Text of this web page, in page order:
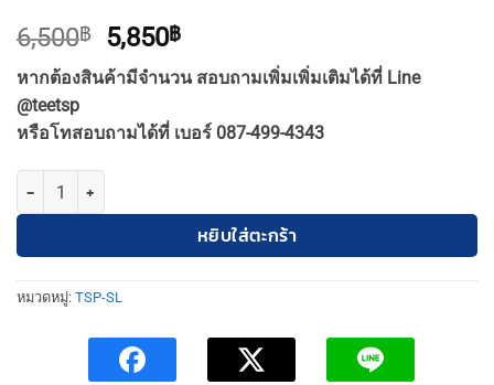
6,500฿
Original
price
was:
6,500฿.
5,850฿Current
is:
5,850฿.
หากต้องสินค้ามีจำนวน สอบถามเพิ่มเพิ่มเติมได้ที่ Line
@teetsp
หรือโทสอบถามได้ที่ เบอร์ 087-499-4343
จำนวน TSP-SL-2-NORDIC-P-WH-60-E27 โคมไฟห้อย โมเดิร์น สไตล์น
หยิบใส่ตะกร้า
หมวดหมู่: TSP-SL